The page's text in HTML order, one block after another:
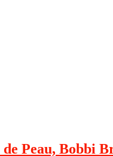
Peau, Bobbi